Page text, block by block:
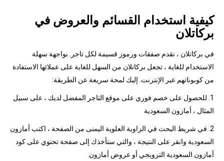
كيفية استخدام القسائم والعروض في
بركاتلان
في بركاتلان ، نقدم صفقات ورموز قسيمة لكل تاجر. بواجهة سهلة
الاستخدام للغاية ، تجعل بركاتلان من السهل للغاية على عملائها الاستفادة
من كوبوناتهم عبر الإنترنت. إليك لمحة سريعة عن الطريقة:
1. للحصول على خصم فوري على موقع التاجر المفضل لديك ، على سبيل
المثال ، أمازون السعودية
2. في شريط البحث في الزاوية العلوية اليمنى من الصفحة ، اكتب أمازون
السعودية وانقر على النتيجة ، والتي ستأخذك إلى صفحة تحتوي على كود
أمازون السعودية الترويجي أو عروض أمازون.